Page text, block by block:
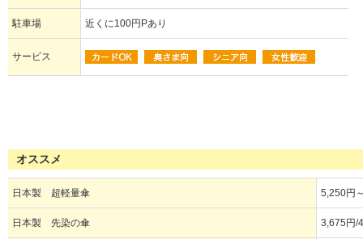
駐車場 近くに100円Pあり
サービス
オススメ
日本製 超軽量傘 5,250円
日本製 先染の傘 3,675円/